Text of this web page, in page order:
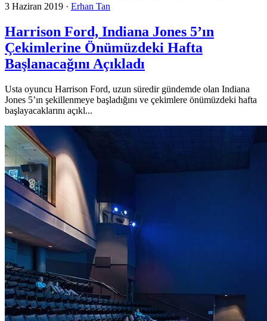
3 Haziran 2019 · Erhan Tan
Harrison Ford, Indiana Jones 5’ın
Çekimlerine Önümüzdeki Hafta
Başlanacağını Açıkladı
Usta oyuncu Harrison Ford, uzun süredir gündemde olan Indiana
Jones 5’ın şekillenmeye başladığını ve çekimlere önümüzdeki hafta
başlayacaklarını açıkl...